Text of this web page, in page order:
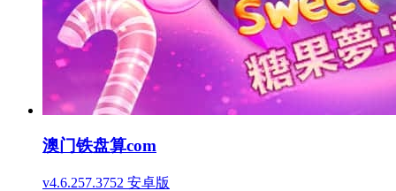
澳门铁盘算com
v4.6.257.3752 安卓版